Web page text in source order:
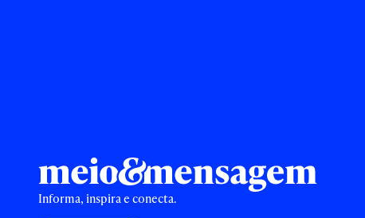
Informa, inspira e conecta.